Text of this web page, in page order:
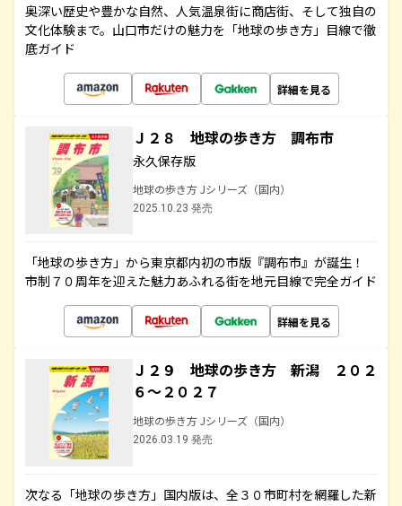
奥深い歴史や豊かな自然、人気温泉街に商店街、そして独自の
文化体験まで。山口市だけの魅力を「地球の歩き方」目線で徹
底ガイド
詳細を見る
Ｊ２８ 地球の歩き方 調布市
永久保存版
地球の歩き方 Jシリーズ（国内）
2025.10.23 発売
「地球の歩き方」から東京都内初の市版『調布市』が誕生！
市制７０周年を迎えた魅力あふれる街を地元目線で完全ガイド
詳細を見る
Ｊ２９ 地球の歩き方 新潟 ２０２
６～２０２７
地球の歩き方 Jシリーズ（国内）
2026.03.19 発売
次なる「地球の歩き方」国内版は、全３０市町村を網羅した新